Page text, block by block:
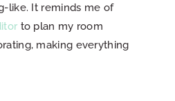
like. It reminds me of
to plan my room
making everything